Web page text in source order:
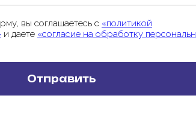
вы соглашаетесь с «политикой
и даете «согласие на обработку
Отправить